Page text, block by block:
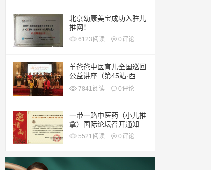
北京幼康美宝成功入驻儿
推网！
6123 阅读 0评论
羊爸爸中医育儿全国巡回
公益讲座（第45站·西
安）7841 阅读 0评论
一带一路中医药（小儿推
拿）国际论坛召开通知
5521 阅读 0评论